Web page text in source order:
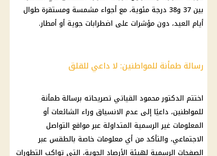
بين 37 و38 درجة مئوية، مع أجواء مشمسة ومستقرة طوال
أيام العيد، دون مؤشرات على اضطرابات جوية أو أمطار.
رسالة طمأنة للمواطنين: لا داعي للقلق
اختتم الدكتور محمود القياتي تصريحاته برسالة طمأنة
للمواطنين، داعيًا إلى عدم الانسياق وراء الشائعات أو
المعلومات غير الرسمية المتداولة عبر مواقع التواصل
الاجتماعي، والتأكد من أي معلومات خاصة بالطقس عبر
الصفحات الرسمية لهيئة الأرصاد الجوية، التي تواكب التطورات